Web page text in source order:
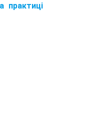
практиці